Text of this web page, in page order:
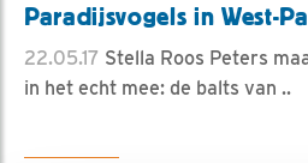
Paradijsvogels in West-
22.05.17 Stella Roos Peters
in het echt mee: de balts van ..